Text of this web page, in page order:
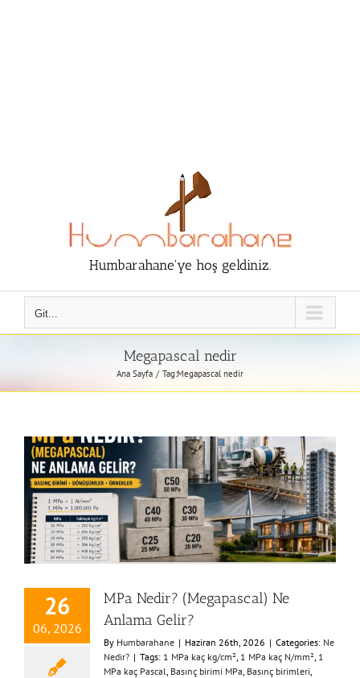
Humbarahane'ye hoş geldiniz.
Git...
Megapascal nedir
Ana Sayfa Tag:Megapascal nedir
26
06, 2026
MPa Nedir? (Megapascal) Ne
Anlama Gelir?
By Humbarahane | Haziran 26th, 2026 | Categories: Ne
Nedir? | Tags: 1 MPa kaç kg/cm² 1 MPa kaç N/mm² 1
MPa kaç Pascal Basınç birimi MPa Basınç birimleri